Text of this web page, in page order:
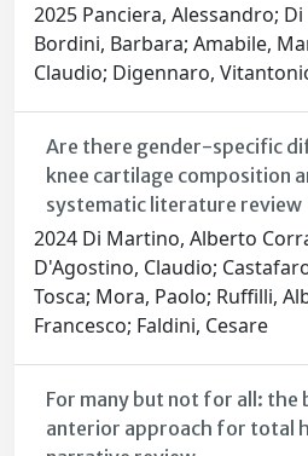
2025 Panciera, Alessandro;
Bordini, Barbara; Amabile,
Claudio; Digennaro,
Are there gender-specific
knee cartilage composition
systematic literature review
2024 Di Martino, Alberto
D'Agostino, Claudio;
Tosca; Mora, Paolo; Ruffilli,
Francesco; Faldini, Cesare
For many but not for all: the
anterior approach for total